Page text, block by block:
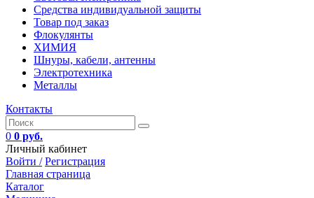
Средства индивидуальной защиты
Товар под заказ
Флокулянты
ХИМИЯ
Шнуры, кабели, антенны
Электротехника
Металлы
Контакты
0 0 руб.
Личный кабинет
Войти / Регистрация
Главная страница
Каталог